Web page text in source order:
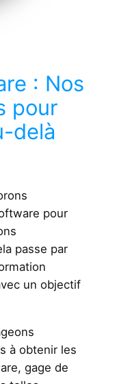
: Nos
pour
delà
pour
passe par
un objectif
à obtenir les
gage de